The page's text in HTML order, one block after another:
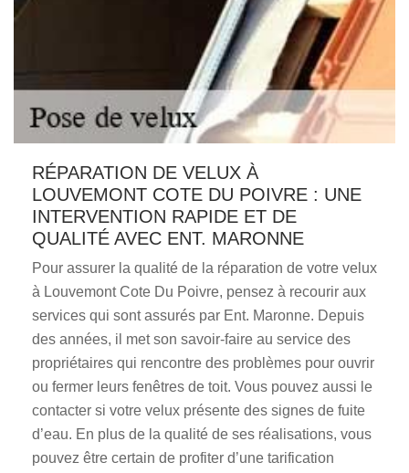
RÉPARATION DE VELUX À
LOUVEMONT COTE DU POIVRE : UNE
INTERVENTION RAPIDE ET DE
QUALITÉ AVEC ENT. MARONNE
Pour assurer la qualité de la réparation de votre velux
à Louvemont Cote Du Poivre, pensez à recourir aux
services qui sont assurés par Ent. Maronne. Depuis
des années, il met son savoir-faire au service des
propriétaires qui rencontre des problèmes pour ouvrir
ou fermer leurs fenêtres de toit. Vous pouvez aussi le
contacter si votre velux présente des signes de fuite
d’eau. En plus de la qualité de ses réalisations, vous
pouvez être certain de profiter d’une tarification